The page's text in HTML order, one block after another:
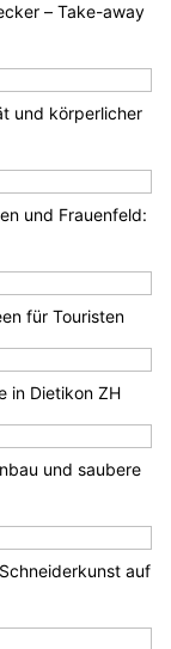
– Take-away
und körperlicher
und Frauenfeld:
für Touristen
in Dietikon ZH
und saubere
auf